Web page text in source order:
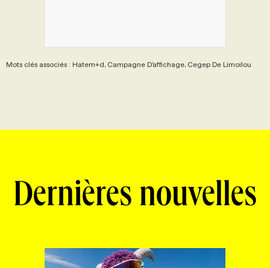
Mots clés associés : Hatem+d, Campagne D’affichage, Cegep De Limoilou
Dernières nouvelles